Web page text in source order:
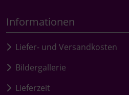
Informationen
Liefer- und Versandkosten
Bildergallerie
Lieferzeit